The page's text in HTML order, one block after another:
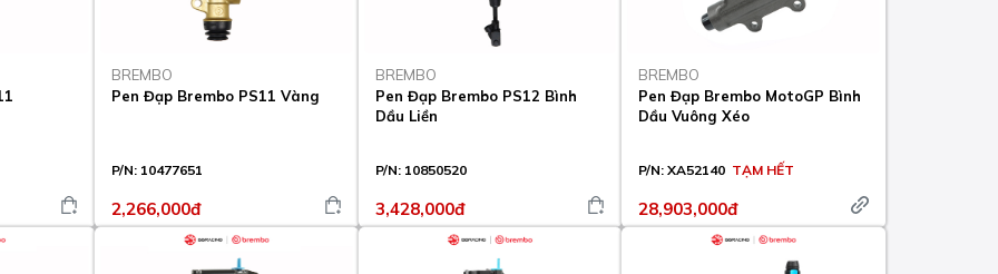
BREMBO
Pen Đạp Brembo PS11 Vàng
P/N: 10477651
2,266,000đ
BREMBO
Pen Đạp Brembo PS12 Bình
Dầu Liền
P/N: 10850520
3,428,000đ
BREMBO
Pen Đạp Brembo MotoGP Bình
Dầu Vuông Xéo
P/N: XA52140 TẠM HẾT
28,903,000đ